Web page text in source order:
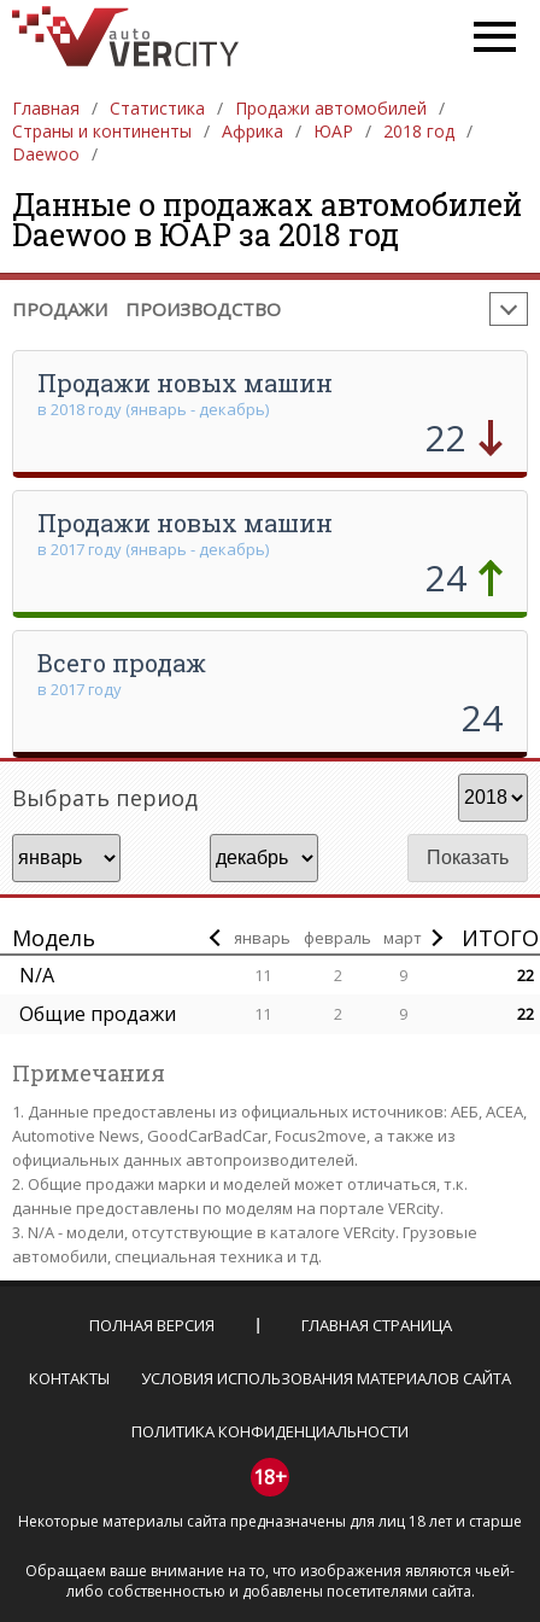
Главная Статистика
Продажи автомобилей
Страны и континенты
Африка ЮАР
2018 год
Daewoo
Данные о продажах автомобилей
Daewoo в ЮАР за 2018 год
ПРОДАЖИ ПРОИЗВОДСТВО
АЗИЯ
СЕВЕРНАЯ АМЕРИКА
ЮЖНАЯ АМЕРИКА
АФРИКА
ПРОИЗВОДСТВО АВТОМОБИЛЕЙ
ЕВРОПА
АФРИКА
АВСТРАЛИЯ И ОКЕАНИЯ
Продажи новых машин
в 2018 году (январь - декабрь)
22
Продажи новых машин
в 2017 году (январь - декабрь)
24
Всего продаж
в 2017 году
24
Выбрать период
Модель январь февраль март ИТОГО
N/A 11 2 9 22
Общие продажи 11 2 9 22
Примечания
Данные предоставлены из официальных источников: АЕБ, АСЕА,
Automotive News, GoodCarBadCar, Focus2move, а также из
официальных данных автопроизводителей.
Общие продажи марки и моделей может отличаться, т.к.
данные предоставлены по моделям на портале VERcity.
N/A - модели, отсутствующие в каталоге VERcity. Грузовые
автомобили, специальная техника и тд.
ПОЛНАЯ ВЕРСИЯ ГЛАВНАЯ СТРАНИЦА
КОНТАКТЫ УСЛОВИЯ ИСПОЛЬЗОВАНИЯ МАТЕРИАЛОВ САЙТА
ПОЛИТИКА КОНФИДЕНЦИАЛЬНОСТИ
18+
Некоторые материалы сайта предназначены для лиц 18 лет и старше
Обращаем ваше внимание на то, что изображения являются чьей-
либо собственностью и добавлены посетителями сайта.